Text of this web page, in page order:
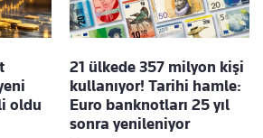
oldu
21 ülkede 357 milyon kişi
kullanıyor! Tarihi hamle:
Euro banknotları 25 yıl
sonra yenileniyor